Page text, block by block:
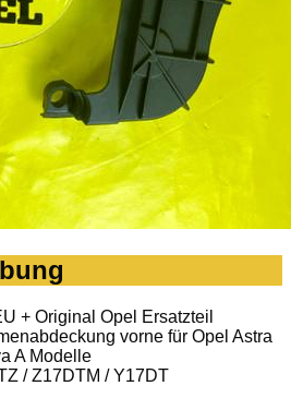
+ Original Opel Ersatzteil
vorne für Opel Astra
A Modelle
/ Z17DTM / Y17DT